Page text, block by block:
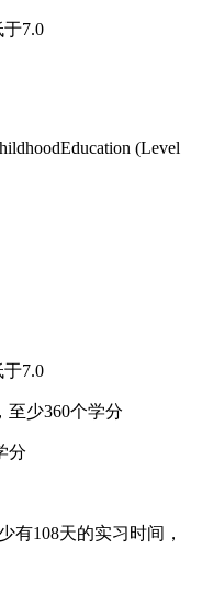
7.0
(Level
7.0
少360个学分
分
108天的实习时间，